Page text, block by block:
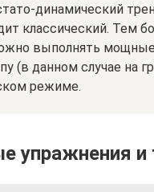
динамический
классический. Тем
выполнять
(в данном случае на
режиме.
упражнения и